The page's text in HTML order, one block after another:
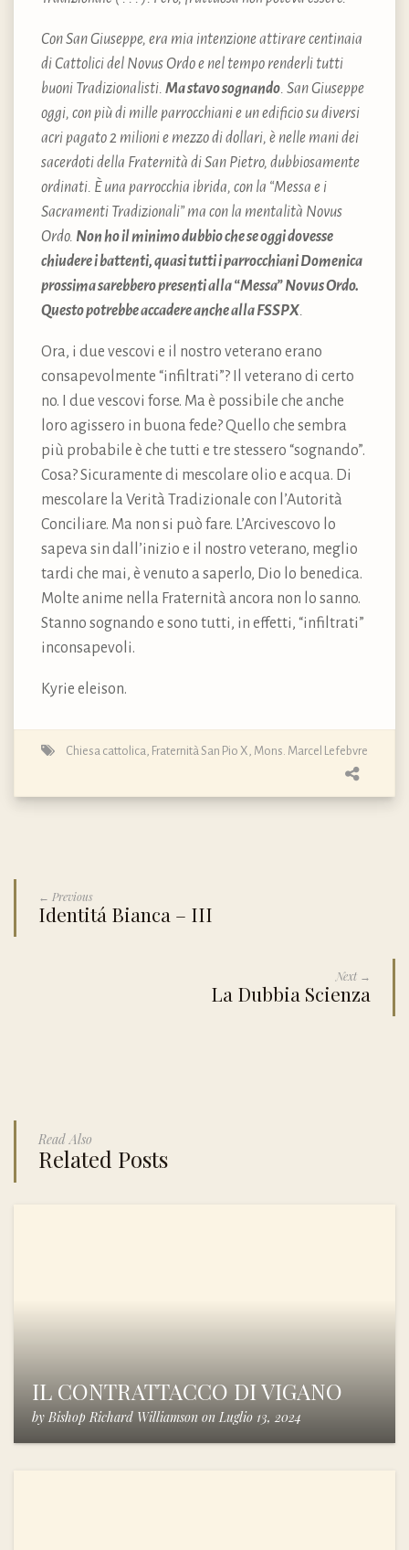
Con San Giuseppe, era mia intenzione attirare centinaia
di Cattolici del Novus Ordo e nel tempo renderli tutti
buoni Tradizionalisti. Ma stavo sognando . San Giuseppe
oggi, con più di mille parrocchiani e un edificio su diversi
acri pagato 2 milioni e mezzo di dollari, è nelle mani dei
sacerdoti della Fraternità di San Pietro, dubbiosamente
ordinati. È una parrocchia ibrida, con la “Messa e i
Sacramenti Tradizionali” ma con la mentalità Novus
Ordo. Non ho il minimo dubbio che se oggi dovesse
chiudere i battenti, quasi tutti i parrocchiani Domenica
prossima sarebbero presenti alla “Messa” Novus Ordo.
Questo potrebbe accadere anche alla FSSPX
Ora, i due vescovi e il nostro veterano erano
consapevolmente “infiltrati”? Il veterano di certo
no. I due vescovi forse. Ma è possibile che anche
loro agissero in buona fede? Quello che sembra
più probabile è che tutti e tre stessero “sognando”.
Cosa? Sicuramente di mescolare olio e acqua. Di
mescolare la Verità Tradizionale con l’Autorità
Conciliare. Ma non si può fare. L’Arcivescovo lo
sapeva sin dall’inizio e il nostro veterano, meglio
tardi che mai, è venuto a saperlo, Dio lo benedica.
Molte anime nella Fraternità ancora non lo sanno.
Stanno sognando e sono tutti, in effetti, “infiltrati”
inconsapevoli.
Kyrie eleison.
Chiesa cattolica Fraternità San Pio X Mons. Marcel Lefebvre
← Previous
Identitá Bianca – III
Next →
La Dubbia Scienza
Read Also
Related Posts
IL CONTRATTACCO DI VIGANO
by Bishop Richard Williamson on Luglio 13, 2024